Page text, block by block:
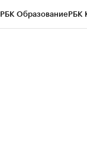
РБК ОбразованиеРБК